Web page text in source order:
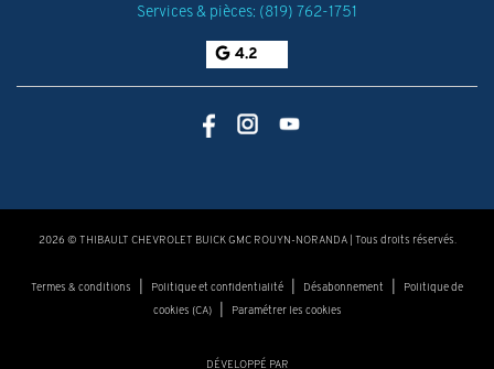
Services & pièces: (819) 762-1751
4.2
2026 © THIBAULT CHEVROLET BUICK GMC ROUYN-NORANDA| Tous droits réservés.
Termes & conditions | Politique et confidentialité | Désabonnement |
Politique de
cookies (CA)| Paramétrer les cookies
DÉVELOPPÉ PAR